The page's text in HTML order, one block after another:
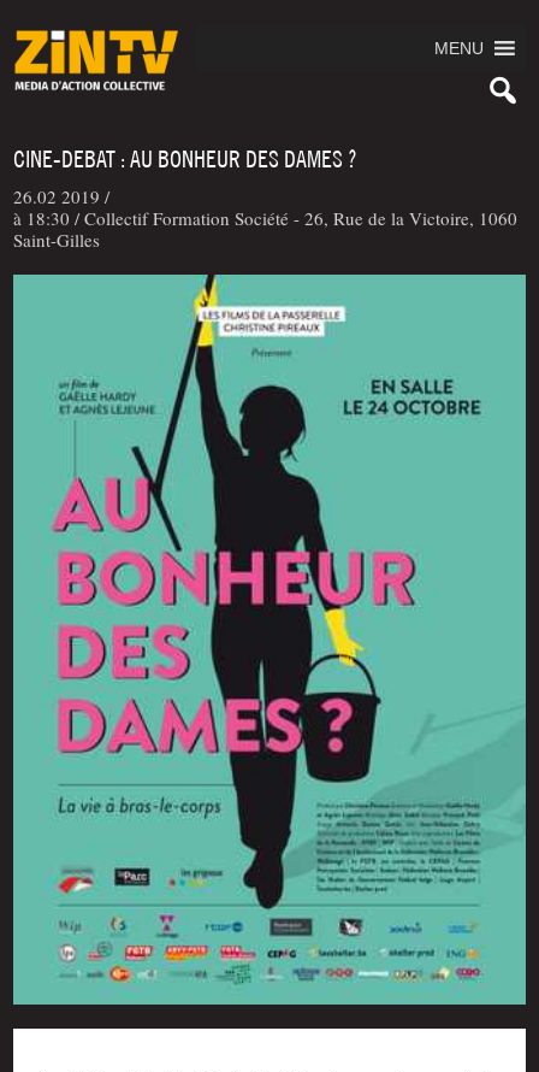
MENU
CINE-DEBAT : AU BONHEUR DES DAMES ?
26.02 2019 /
à 18:30 / Collectif Formation Société - 26, Rue de la Victoire, 1060
Saint-Gilles